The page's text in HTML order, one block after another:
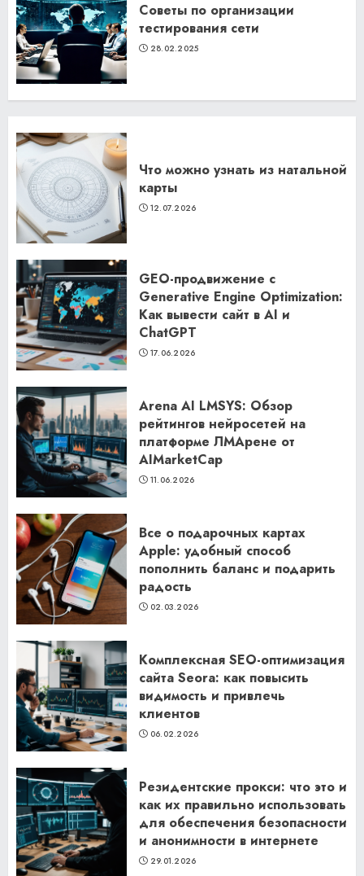
Советы по организации
тестирования сети
28.02.2025
Что можно узнать из натальной
карты
12.07.2026
GEO-продвижение с
Generative Engine Optimization:
Как вывести сайт в AI и
ChatGPT
17.06.2026
Arena AI LMSYS: Обзор
рейтингов нейросетей на
платформе ЛМАрене от
AIMarketCap
11.06.2026
Все о подарочных картах
Apple: удобный способ
пополнить баланс и подарить
радость
02.03.2026
Комплексная SEO-оптимизация
сайта Seora: как повысить
видимость и привлечь
клиентов
06.02.2026
Резидентские прокси: что это и
как их правильно использовать
для обеспечения безопасности
и анонимности в интернете
29.01.2026